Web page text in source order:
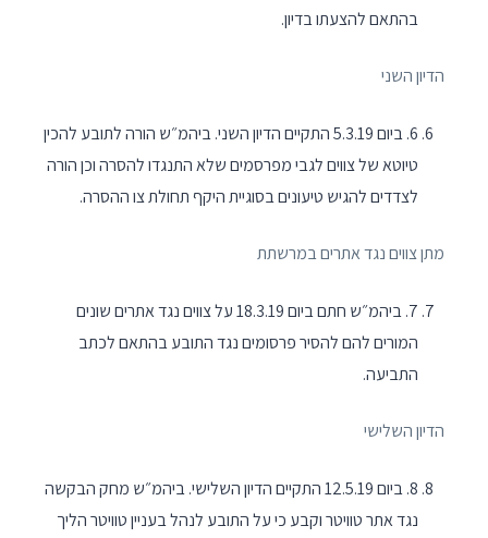
בהתאם להצעתו בדיון.
הדיון השני
6. ביום 5.3.19 התקיים הדיון השני. ביהמ״ש הורה לתובע להכין
טיוטא של צווים לגבי מפרסמים שלא התנגדו להסרה וכן הורה
לצדדים להגיש טיעונים בסוגיית היקף תחולת צו ההסרה.
מתן צווים נגד אתרים במרשתת
7. ביהמ״ש חתם ביום 18.3.19 על צווים נגד אתרים שונים
המורים להם להסיר פרסומים נגד התובע בהתאם לכתב
התביעה.
הדיון השלישי
8. ביום 12.5.19 התקיים הדיון השלישי. ביהמ״ש מחק הבקשה
נגד אתר טוויטר וקבע כי על התובע לנהל בעניין טוויטר הליך